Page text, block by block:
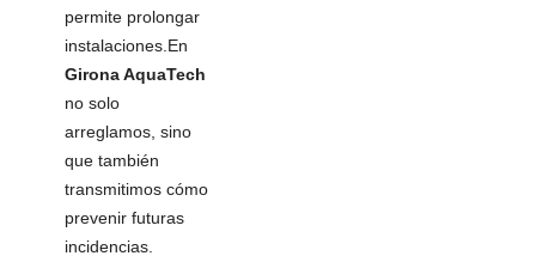
permite prolongar
instalaciones.En
Girona AquaTech
no solo
arreglamos, sino
que también
transmitimos cómo
prevenir futuras
incidencias.